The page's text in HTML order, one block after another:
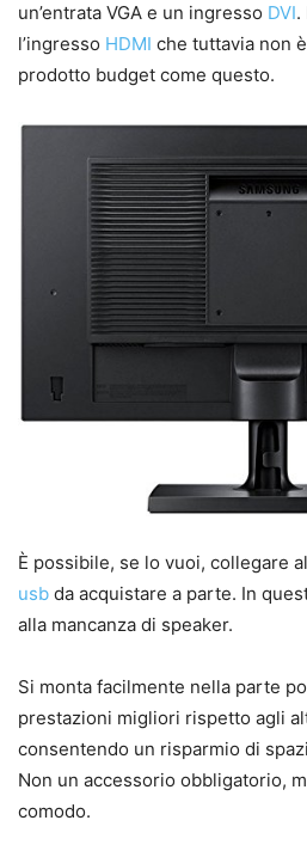
un’entrata VGA e un ingresso DVI.
l’ingresso HDMI che tuttavia non
prodotto budget come questo.
È possibile, se lo vuoi, collegare
usb da acquistare a parte. In
alla mancanza di speaker.
Si monta facilmente nella parte
prestazioni migliori rispetto agli
consentendo un risparmio di
Non un accessorio obbligatorio,
comodo.